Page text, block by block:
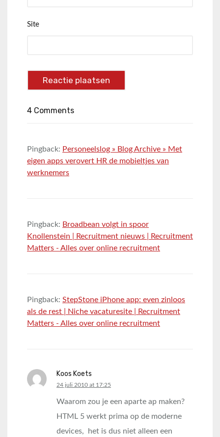
Site
4 Comments
Pingback: Personeelslog » Blog Archive » Met
eigen apps verovert HR de mobieltjes van
werknemers
Pingback: Broadbean volgt in spoor
Knollenstein | Recruitment nieuws | Recruitment
Matters - Alles over online recruitment
Pingback: StepStone iPhone app: even zinloos
als de rest | Niche vacaturesite | Recruitment
Matters - Alles over online recruitment
Koos Koets
says:
24 juli 2010 at 17:25
Waarom zou je een aparte ap maken?
HTML 5 werkt prima op de moderne
devices, het is dus niet alleen een